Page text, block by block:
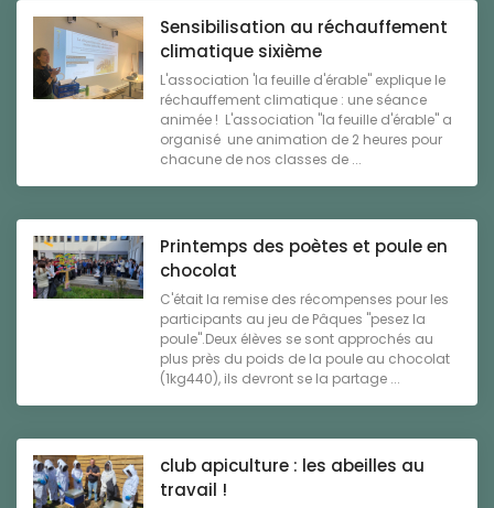
Sensibilisation au réchauffement
climatique sixième
L'association 'la feuille d'érable" explique le
réchauffement climatique : une séance
animée ! L'association "la feuille d'érable" a
organisé une animation de 2 heures pour
chacune de nos classes de ...
Printemps des poètes et poule en
chocolat
C'était la remise des récompenses pour les
participants au jeu de Pâques "pesez la
poule".Deux élèves se sont approchés au
plus près du poids de la poule au chocolat
(1kg440), ils devront se la partage ...
club apiculture : les abeilles au
travail !